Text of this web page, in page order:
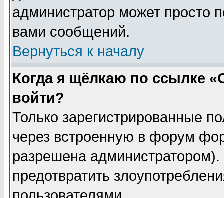
администратор может просто
вами сообщений.
Вернуться к началу
Когда я щёлкаю по ссылке
войти?
Только зарегистрированные
через встроенную в форум
разрешена
предотвратить